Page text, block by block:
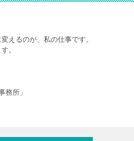
えるのが、私の仕事です。
。
務所」